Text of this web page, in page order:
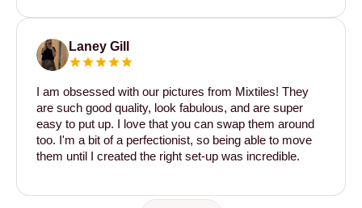
Laney Gill
I am obsessed with our pictures from Mixtiles! They
are such good quality, look fabulous, and are super
easy to put up. I love that you can swap them around
too. I'm a bit of a perfectionist, so being able to move
them until I created the right set-up was incredible.